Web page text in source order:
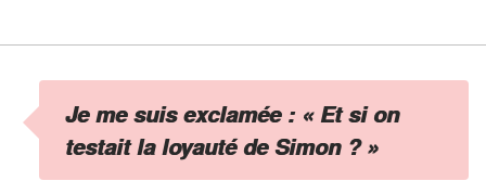
Je me suis exclamée : « Et si on
testait la loyauté de Simon ? »